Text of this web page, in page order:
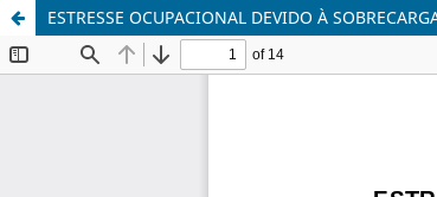
ESTRESSE OCUPACIONAL DEVIDO À